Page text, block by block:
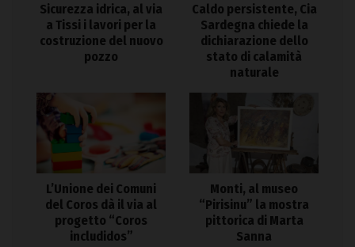
Sicurezza idrica, al via
a Tissi i lavori per la
costruzione del nuovo
pozzo
Caldo persistente, Cia
Sardegna chiede la
dichiarazione dello
stato di calamità
naturale
L’Unione dei Comuni
del Coros dà il via al
progetto “Coros
includidos”
Monti, al museo
“Pirisinu” la mostra
pittorica di Marta
Sanna